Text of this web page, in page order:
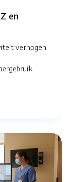
en
verhogen